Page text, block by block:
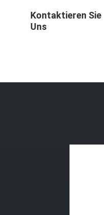
Kontaktieren Sie
Uns